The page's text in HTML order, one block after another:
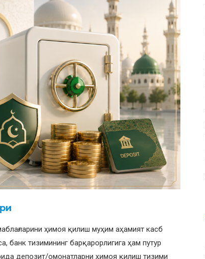
ҳимоя қилиш муҳим аҳамият касб
банк тизимининг барқарорлигига ҳам путур
депозит/омонатларни ҳимоя қилиш тизими